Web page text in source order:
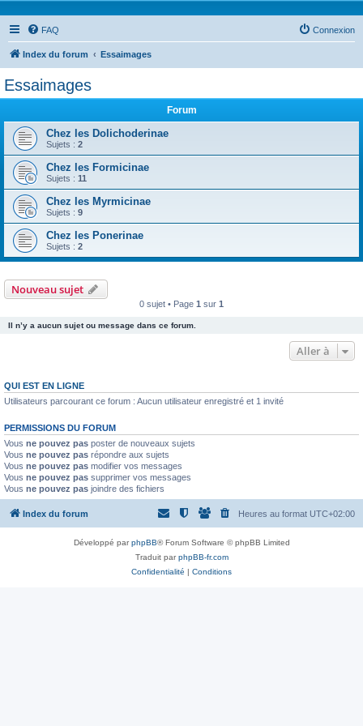
FAQ Connexion
Index du forum Essaimages
Essaimages
Forum
Chez les Dolichoderinae
Sujets : 2
Chez les Formicinae
Sujets : 11
Chez les Myrmicinae
Sujets : 9
Chez les Ponerinae
Sujets : 2
Nouveau sujet
0 sujet • Page 1 sur 1
Il n’y a aucun sujet ou message dans ce forum.
Aller à
QUI EST EN LIGNE
Utilisateurs parcourant ce forum : Aucun utilisateur enregistré et 1 invité
PERMISSIONS DU FORUM
Vous ne pouvez pas poster de nouveaux sujets
Vous ne pouvez pas répondre aux sujets
Vous ne pouvez pas modifier vos messages
Vous ne pouvez pas supprimer vos messages
Vous ne pouvez pas joindre des fichiers
Index du forum Heures au format UTC+02:00
Développé parphpBB® Forum Software © phpBB Limited
Traduit parphpBB-fr.com
Confidentialité | Conditions